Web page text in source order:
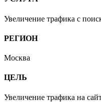
Увеличение трафика с
РЕГИОН
Москва
ЦЕЛЬ
Увеличение трафика на